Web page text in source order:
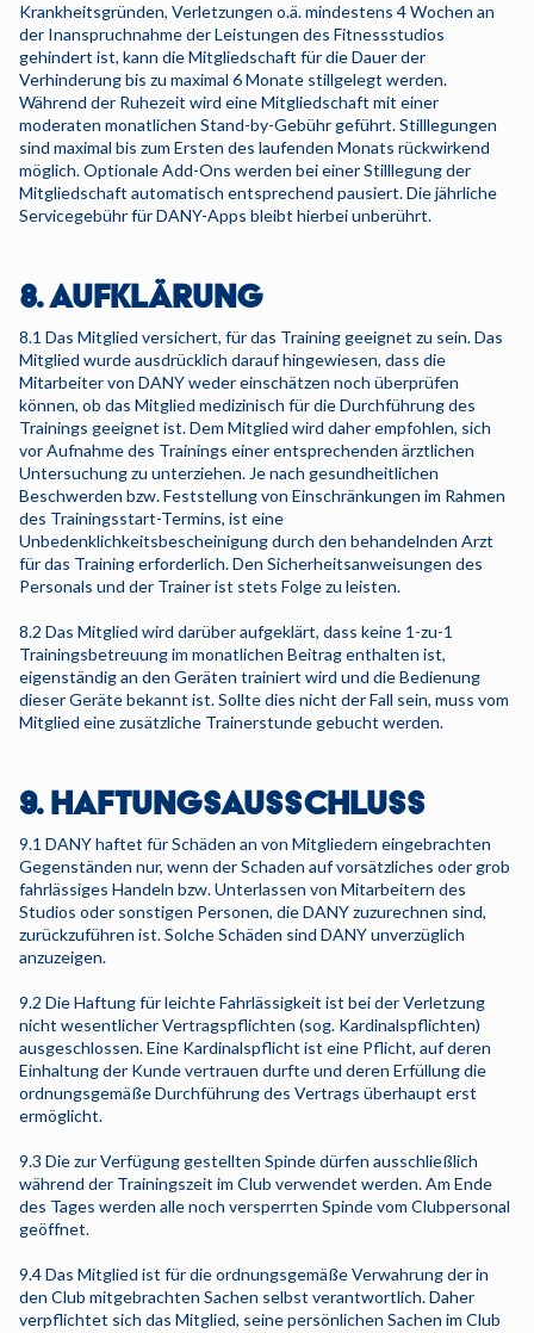
Krankheitsgründen, Verletzungen o.ä. mindestens 4 Wochen an
der Inanspruchnahme der Leistungen des Fitnessstudios
gehindert ist, kann die Mitgliedschaft für die Dauer der
Verhinderung bis zu maximal 6 Monate stillgelegt werden.
Während der Ruhezeit wird eine Mitgliedschaft mit einer
moderaten monatlichen Stand-by-Gebühr geführt. Stilllegungen
sind maximal bis zum Ersten des laufenden Monats rückwirkend
möglich. Optionale Add-Ons werden bei einer Stilllegung der
Mitgliedschaft automatisch entsprechend pausiert. Die jährliche
Servicegebühr für DANY-Apps bleibt hierbei unberührt.
8. AUFKLÄRUNG
8.1 Das Mitglied versichert, für das Training geeignet zu sein. Das
Mitglied wurde ausdrücklich darauf hingewiesen, dass die
Mitarbeiter von DANY weder einschätzen noch überprüfen
können, ob das Mitglied medizinisch für die Durchführung des
Trainings geeignet ist. Dem Mitglied wird daher empfohlen, sich
vor Aufnahme des Trainings einer entsprechenden ärztlichen
Untersuchung zu unterziehen. Je nach gesundheitlichen
Beschwerden bzw. Feststellung von Einschränkungen im Rahmen
des Trainingsstart-Termins, ist eine
Unbedenklichkeitsbescheinigung durch den behandelnden Arzt
für das Training erforderlich. Den Sicherheitsanweisungen des
Personals und der Trainer ist stets Folge zu leisten.
8.2 Das Mitglied wird darüber aufgeklärt, dass keine 1-zu-1
Trainingsbetreuung im monatlichen Beitrag enthalten ist,
eigenständig an den Geräten trainiert wird und die Bedienung
dieser Geräte bekannt ist. Sollte dies nicht der Fall sein, muss vom
Mitglied eine zusätzliche Trainerstunde gebucht werden.
9. HAFTUNGSAUSSCHLUSS
9.1 DANY haftet für Schäden an von Mitgliedern eingebrachten
Gegenständen nur, wenn der Schaden auf vorsätzliches oder grob
fahrlässiges Handeln bzw. Unterlassen von Mitarbeitern des
Studios oder sonstigen Personen, die DANY zuzurechnen sind,
zurückzuführen ist. Solche Schäden sind DANY unverzüglich
anzuzeigen.
9.2 Die Haftung für leichte Fahrlässigkeit ist bei der Verletzung
nicht wesentlicher Vertragspflichten (sog. Kardinalspflichten)
ausgeschlossen. Eine Kardinalspflicht ist eine Pflicht, auf deren
Einhaltung der Kunde vertrauen durfte und deren Erfüllung die
ordnungsgemäße Durchführung des Vertrags überhaupt erst
ermöglicht.
9.3 Die zur Verfügung gestellten Spinde dürfen ausschließlich
während der Trainingszeit im Club verwendet werden. Am Ende
des Tages werden alle noch versperrten Spinde vom Clubpersonal
geöffnet.
9.4 Das Mitglied ist für die ordnungsgemäße Verwahrung der in
den Club mitgebrachten Sachen selbst verantwortlich. Daher
verpflichtet sich das Mitglied, seine persönlichen Sachen im Club